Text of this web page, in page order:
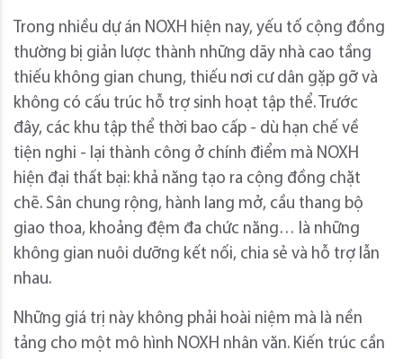
Trong nhiều dự án NOXH hiện nay, yếu tố cộng đồng
thường bị giản lược thành những dãy nhà cao tầng
thiếu không gian chung, thiếu nơi cư dân gặp gỡ và
không có cấu trúc hỗ trợ sinh hoạt tập thể. Trước
đây, các khu tập thể thời bao cấp - dù hạn chế về
tiện nghi - lại thành công ở chính điểm mà NOXH
hiện đại thất bại: khả năng tạo ra cộng đồng chặt
chẽ. Sân chung rộng, hành lang mở, cầu thang bộ
giao thoa, khoảng đệm đa chức năng… là những
không gian nuôi dưỡng kết nối, chia sẻ và hỗ trợ lẫn
nhau.
Những giá trị này không phải hoài niệm mà là nền
tảng cho một mô hình NOXH nhân văn. Kiến trúc cần